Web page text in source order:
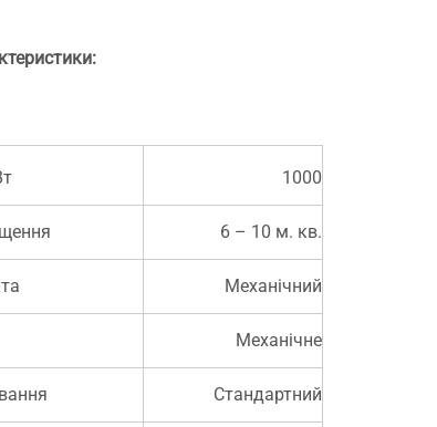
1000
6 – 10 м. кв.
Механічний
Механічне
Стандартний